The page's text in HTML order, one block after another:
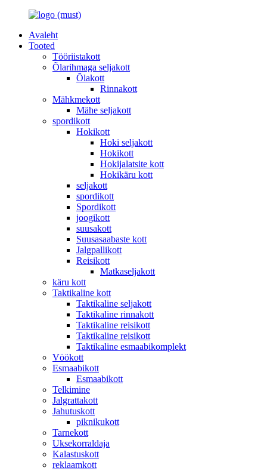
Avaleht
Tooted
Tööriistakott
Õlarihmaga seljakott
Õlakott
Rinnakott
Mähkmekott
Mähe seljakott
spordikott
Hokikott
Hoki seljakott
Hokikott
Hokijalatsite kott
Hokikäru kott
seljakott
spordikott
Spordikott
joogikott
suusakott
Suusasaabaste kott
Jalgpallikott
Reisikott
Matkaseljakott
käru kott
Taktikaline kott
Taktikaline seljakott
Taktikaline rinnakott
Taktikaline reisikott
Taktikaline reisikott
Taktikaline esmaabikomplekt
Vöökott
Esmaabikott
Esmaabikott
Telkimine
Jalgrattakott
Jahutuskott
piknikukott
Tarnekott
Uksekorraldaja
Kalastuskott
reklaamkott